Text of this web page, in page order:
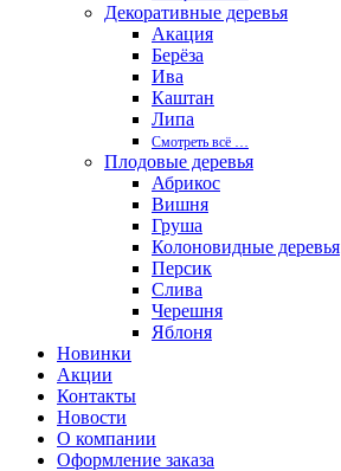
Декоративные деревья
Акация
Берёза
Ива
Каштан
Липа
Смотреть вcё …
Плодовые деревья
Абрикос
Вишня
Груша
Колоновидные деревья
Персик
Слива
Черешня
Яблоня
Новинки
Акции
Контакты
Новости
О компании
Оформление заказа